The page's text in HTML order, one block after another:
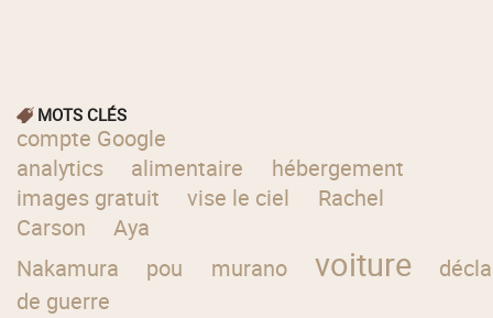
MOTS CLÉS
compte Google
analytics
alimentaire
hébergement
images gratuit
vise le ciel
Rachel
Carson
Aya
Nakamura
pou murano voiture
de guerre